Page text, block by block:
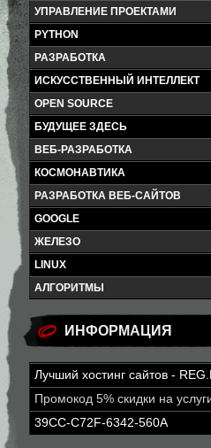
УПРАВЛЕНИЕ ПРОЕКТАМИ
PYTHON
РАЗРАБОТКА
ИСКУССТВЕННЫЙ ИНТЕЛЛЕКТ
OPEN SOURCE
БУДУЩЕЕ ЗДЕСЬ
ВЕБ-РАЗРАБОТКА
КОСМОНАВТИКА
РАЗРАБОТКА ВЕБ-САЙТОВ
GOOGLE
ЖЕЛЕЗО
LINUX
АЛГОРИТМЫ
ИНФОРМАЦИЯ
Лучший хостинг сайтов -
Промокод 5% скидки на
39CC-C72F-6342-560A